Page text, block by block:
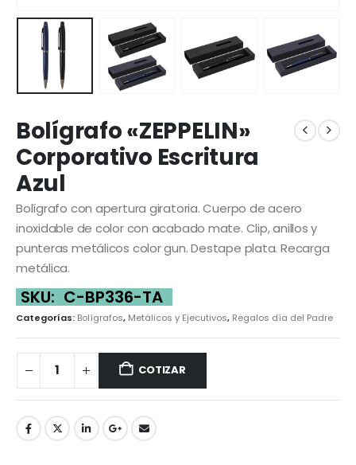
Bolígrafo «ZEPPELIN»
Corporativo Escritura
Azul
Bolígrafo con apertura giratoria. Cuerpo de acero
inoxidable de color con acabado mate. Clip, anillos y
punteras metálicos color gun. Destape plata. Recarga
metálica.
SKU: C-BP336-TA
Categorías: Bolígrafos, Metálicos y Ejecutivos, Regalos día del Padre
COTIZAR